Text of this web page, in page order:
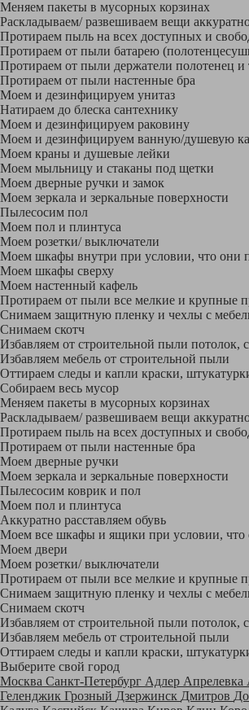
Меняем пакеты в мусорных корзинах
Раскладываем/ развешиваем вещи
Протираем пыль на всех доступных и
Протираем от пыли батарею
Протираем от пыли держатели полотенец и
Протираем от пыли настенные бра
Моем и дезинфицируем унитаз
Натираем до блеска сантехнику
Моем и дезинфицируем раковину
Моем и дезинфицируем ванную/душевую
Моем краны и душевые лейки
Моем мыльницу и стаканы под щетки
Моем дверные ручки и замок
Моем зеркала и зеркальные поверхности
Пылесосим пол
Моем пол и плинтуса
Моем розетки/ выключатели
Моем шкафы внутри при условии, что они
Моем шкафы сверху
Моем настенный кафель
Протираем от пыли все мелкие и крупные
Снимаем защитную пленку и чехлы с
Снимаем скотч
Избавляем от строительной пыли потолок,
Избавляем мебель от строительной пыли
Оттираем следы и капли краски,
Собираем весь мусор
Меняем пакеты в мусорных корзинах
Раскладываем/ развешиваем вещи
Протираем пыль на всех доступных и
Протираем от пыли настенные бра
Моем дверные ручки
Моем зеркала и зеркальные поверхности
Пылесосим коврик и пол
Моем пол и плинтуса
Аккуратно расставляем обувь
Моем все шкафы и ящики при условии, что
Моем двери
Моем розетки/ выключатели
Протираем от пыли все мелкие и крупные
Снимаем защитную пленку и чехлы с
Снимаем скотч
Избавляем от строительной пыли потолок,
Избавляем мебель от строительной пыли
Оттираем следы и капли краски,
Выберите свой город
Москва Санкт-Петербург Адлер Апрелевка
Геленджик Грозный Дзержинск Дмитров